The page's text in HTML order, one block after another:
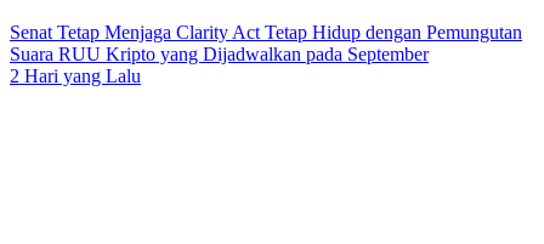
Senat Tetap Menjaga Clarity Act Tetap Hidup dengan Pemungutan
Suara RUU Kripto yang Dijadwalkan pada September
2 Hari yang Lalu